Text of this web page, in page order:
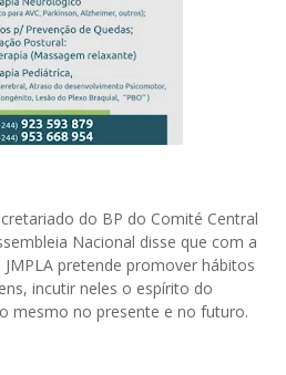
do BP do Comité Central
Nacional disse que com a
pretende promover hábitos
incutir neles o espírito do
mesmo no presente e no futuro.